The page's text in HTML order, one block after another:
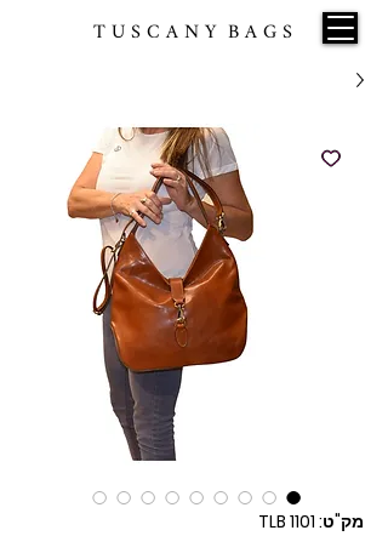
T U S C A N Y B A G S
מק"ט: TLB 1101